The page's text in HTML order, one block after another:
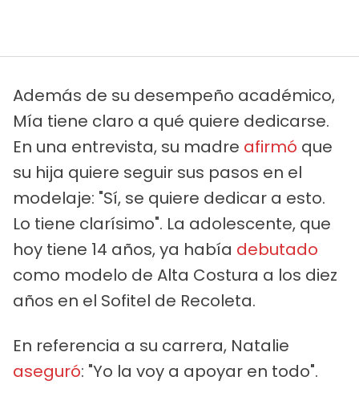
Además de su desempeño académico,
Mía tiene claro a qué quiere dedicarse.
En una entrevista, su madre afirmó que
su hija quiere seguir sus pasos en el
modelaje: "Sí, se quiere dedicar a esto.
Lo tiene clarísimo". La adolescente, que
hoy tiene 14 años, ya había debutado
como modelo de Alta Costura a los diez
años en el Sofitel de Recoleta.
En referencia a su carrera, Natalie
aseguró: "Yo la voy a apoyar en todo".